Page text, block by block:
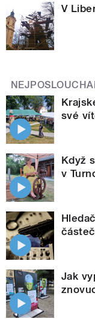
V
své
Když
v
Jak